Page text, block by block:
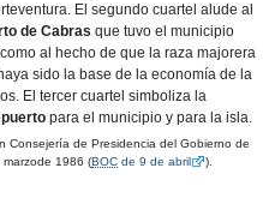
El segundo cuartel alude al
de Cabras que tuvo el municipio
al hecho de que la raza majorera
sido la base de la economía de la
El tercer cuartel simboliza la
puerto para el municipio y para la isla.
Consejería de Presidencia del Gobierno de
1986 (BOC de 9 de abril ).